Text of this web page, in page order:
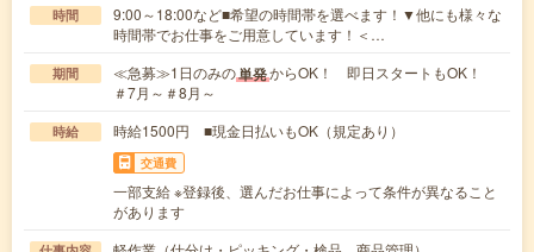
時間
9:00～18:00など■希望の時間帯を選べます！▼他にも様々な
時間帯でお仕事をご用意しています！＜…
期間 ≪急募≫1日のみの単発からOK！ 即日スタートもOK！
＃7月～＃8月～
時給 時給1500円 ■現金日払いもOK（規定あり）
交通費
一部支給 ※登録後、選んだお仕事によって条件が異なること
があります